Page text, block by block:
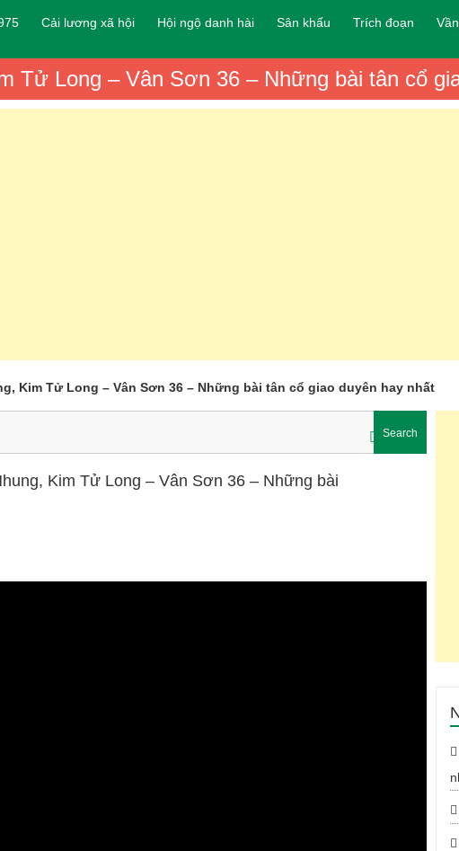
Cải lương xã hội Hội ngộ danh hài Sân khấu Trích đoạn
Tử Long – Vân Sơn 36 – Những bài tân cổ
Kim Tử Long – Vân Sơn 36 – Những bài tân cổ giao duyên hay nhất
Search
Kim Tử Long – Vân Sơn 36 – Những bài